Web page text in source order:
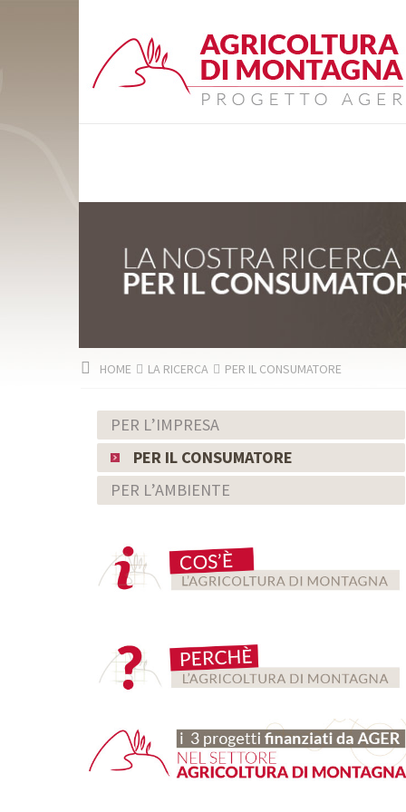
HOME LA RICERCA PER IL CONSUMATORE
PER L’IMPRESA
PER IL CONSUMATORE
PER L’AMBIENTE